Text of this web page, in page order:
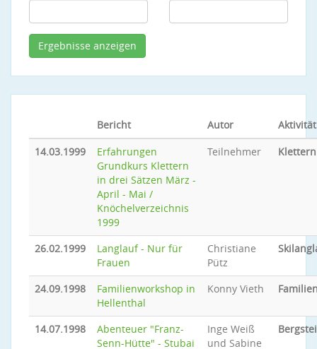
Bericht Autor
Aktivität
14.03.1999
Erfahrungen
Grundkurs Klettern
in drei Sätzen März -
April - Mai /
Knöchelverzeichnis
1999
Teilnehmer Klettern
26.02.1999
Langlauf - Nur für
Frauen
Christiane
Pütz
24.09.1998
Familienworkshop in
Hellenthal
Konny Vieth
14.07.1998
Abenteuer "Franz-
Senn-Hütte" - Stubai
Inge Weiß
und Sabine